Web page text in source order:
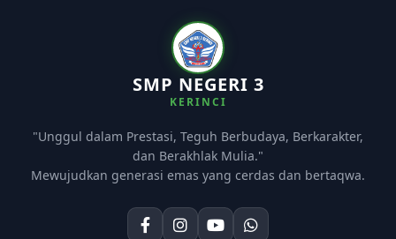
SMP NEGERI 3
KERINCI
"Unggul dalam Prestasi, Teguh Berbudaya, Berkarakter,
dan Berakhlak Mulia."
Mewujudkan generasi emas yang cerdas dan bertaqwa.